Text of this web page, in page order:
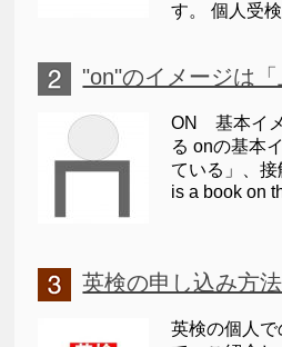
す。 個人受
"on"のイメージは「
ON 基本イ
る onの基本
ている」、
is a book on
英検の申し込み方法
英検の個人